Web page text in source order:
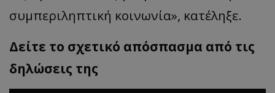
συμπεριληπτική κοινωνία», κατέληξε.
Δείτε το σχετικό απόσπασμα από τις
δηλώσεις της